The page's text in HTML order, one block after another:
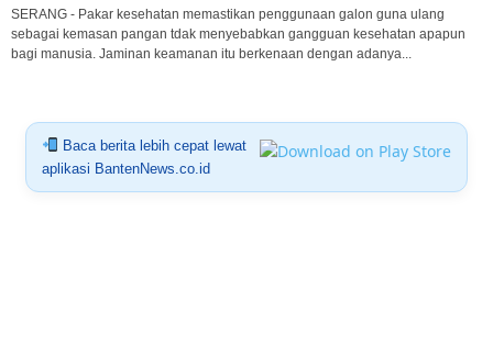
SERANG - Pakar kesehatan memastikan penggunaan galon guna ulang
sebagai kemasan pangan tdak menyebabkan gangguan kesehatan apapun
bagi manusia. Jaminan keamanan itu berkenaan dengan adanya...
Baca berita lebih cepat lewat
aplikasi BantenNews.co.id